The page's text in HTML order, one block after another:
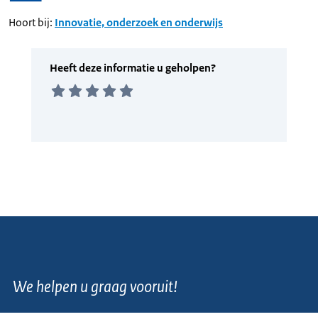
Hoort bij: Innovatie, onderzoek en onderwijs
We helpen u graag vooruit!